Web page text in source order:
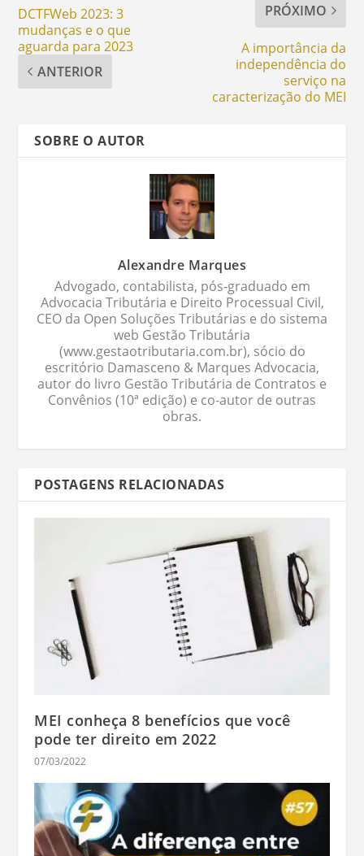
DCTFWeb 2023: 3
mudanças e o que
aguarda para 2023
ANTERIOR
PRÓXIMO
A importância da
independência do
serviço na
caracterização do MEI
SOBRE O AUTOR
Alexandre Marques
Advogado, contabilista, pós-graduado em
Advocacia Tributária e Direito Processual Civil,
CEO da Open Soluções Tributárias e do sistema
web Gestão Tributária
(www.gestaotributaria.com.br), sócio do
escritório Damasceno & Marques Advocacia,
autor do livro Gestão Tributária de Contratos e
Convênios (10ª edição) e co-autor de outras
obras.
POSTAGENS RELACIONADAS
MEI conheça 8 benefícios que você
pode ter direito em 2022
07/03/2022